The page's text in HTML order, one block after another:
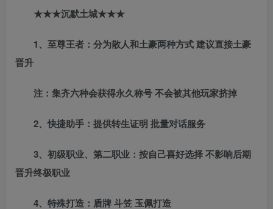
★★★沉默土城★★★
1、至尊王者：分为散人和土豪两种方式 建议直接土豪
晋升
注：集齐六种会获得永久称号 不会被其他玩家挤掉
2、快捷助手：提供转生证明 批量对话服务
3、初级职业、第二职业：按自己喜好选择 不影响后期
晋升终极职业
4、特殊打造：盾牌 斗笠 玉佩打造